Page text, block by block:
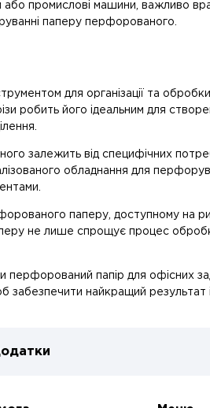
або промислові машини, важливо
паперу перфорованого.
для організації та
робить його ідеальним для
залежить від специфічних
обладнання для
паперу, доступному на
не лише спрощує процес
папір для офісних
найкращий результат і